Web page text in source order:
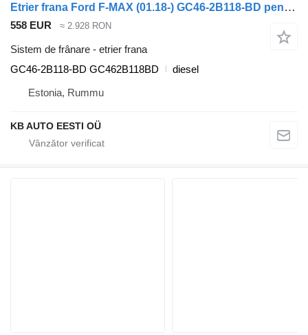
Etrier frana Ford F-MAX (01.18-) GC46-2B118-BD pentru camion Ford F-MAX (01.18-)
558 EUR ≈ 2.928 RON
Sistem de frânare - etrier frana
GC46-2B118-BD GC462B118BD
diesel
Estonia, Rummu
KB AUTO EESTI OÜ